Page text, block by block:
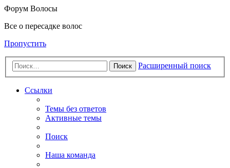
Форум Волосы
Все о пересадке волос
Пропустить
Поиск Расширенный поиск
Ссылки
Темы без ответов
Активные темы
Поиск
Наша команда